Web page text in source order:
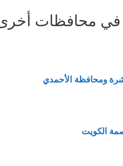
محافظات
ومحافظة الأحمدي
الكويت